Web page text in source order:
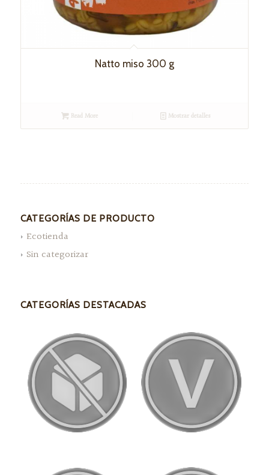
Natto miso 300 g
Read More Mostrar detalles
CATEGORÍAS DE PRODUCTO
Ecotienda
Sin categorizar
CATEGORÍAS DESTACADAS